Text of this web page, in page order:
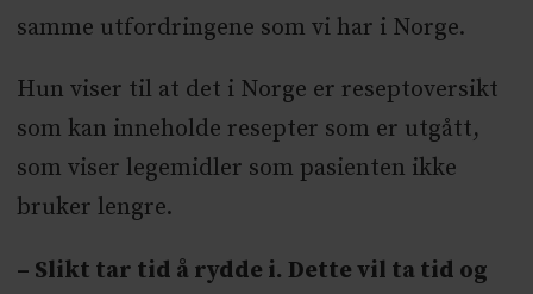
samme utfordringene som vi har i Norge.
Hun viser til at det i Norge er reseptoversikt
som kan inneholde resepter som er utgått,
som viser legemidler som pasienten ikke
bruker lengre.
– Slikt tar tid å rydde i. Dette vil ta tid og